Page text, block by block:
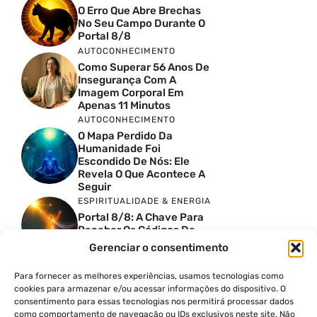
Gerenciar o consentimento
Para fornecer as melhores experiências, usamos tecnologias como
cookies para armazenar e/ou acessar informações do dispositivo. O
consentimento para essas tecnologias nos permitirá processar dados
como comportamento de navegação ou IDs exclusivos neste site. Não
O Erro Que Abre Brechas
No Seu Campo Durante O
Portal 8/8
AUTOCONHECIMENTO
Como Superar 56 Anos De
Insegurança Com A
Imagem Corporal Em
Apenas 11 Minutos
AUTOCONHECIMENTO
O Mapa Perdido Da
Humanidade Foi
Escondido De Nós: Ele
Revela O Que Acontece A
Seguir
ESPIRITUALIDADE & ENERGIA
Portal 8/8: A Chave Para
Receber Os Códigos De
Sírius
Pressione Seu Terceiro
Olho Por 60 Segundos E
Zumbize Este Som Exato
ESPIRITUALIDADE & ENERGIA